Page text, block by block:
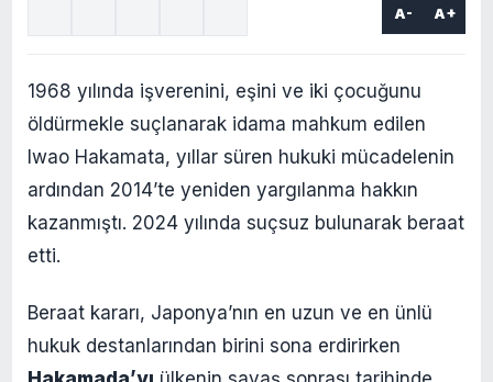
A- A+
1968 yılında işverenini, eşini ve iki çocuğunu
öldürmekle suçlanarak idama mahkum edilen
Iwao Hakamata, yıllar süren hukuki mücadelenin
ardından 2014’te yeniden yargılanma hakkın
kazanmıştı. 2024 yılında suçsuz bulunarak beraat
etti.
Beraat kararı, Japonya’nın en uzun ve en ünlü
hukuk destanlarından birini sona erdirirken